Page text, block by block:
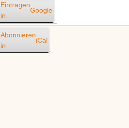
Eintragen
in
Google
Abonnieren
in
iCal